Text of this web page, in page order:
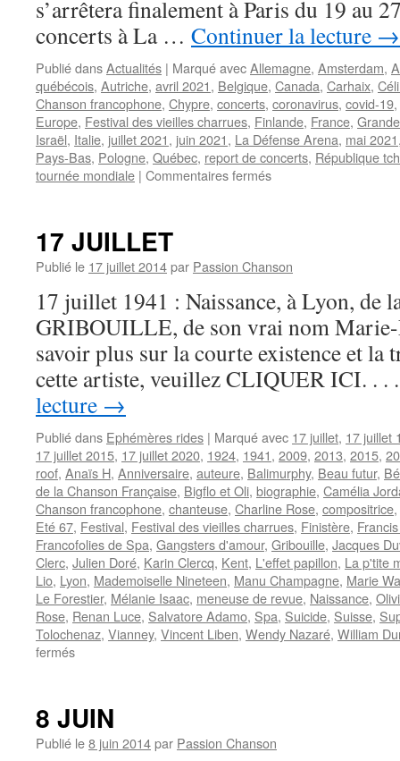
s’arrêtera finalement à Paris du 19 au
concerts à La … Continuer la lecture →
Publié dansActualités | Marqué avecAllemagne, Amsterdam,
québécois, Autriche, avril 2021, Belgique, Canada, Carhaix,
Chanson francophone, Chypre, concerts, coronavirus, covid-19,
Europe, Festival des vieilles charrues, Finlande, France,
Israël, Italie, juillet 2021, juin 2021, La Défense Arena, mai 2021
Pays-Bas, Pologne, Québec, report de concerts, République
tournée mondiale | Commentaires ferméssur
retour
les
scènes
d’Europe
en
2021
17 JUILLET
Publié le 17 juillet 2014par Passion Chanson
17 juillet 1941 : Naissance, à Lyon, de
GRIBOUILLE, de son vrai nom Marie-
savoir plus sur la courte existence et la
cette artiste, veuillez CLIQUER ICI. .
lecture →
Publié dans Ephémères rides | Marqué avec 17 juillet, 17 juillet
17 juillet 2015, 17 juillet 2020, 1924, 1941, 2009, 2013, 2015,
roof, Anaïs H, Anniversaire, auteure, Balimurphy, Beau futur,
de la Chanson Française, Bigflo et Oli, biographie, Camélia
Chanson francophone, chanteuse, Charline Rose, compositrice,
Eté 67, Festival, Festival des vieilles charrues, Finistère,
Francofolies de Spa, Gangsters d'amour, Gribouille, Jacques
Clerc, Julien Doré, Karin Clercq, Kent, L'effet papillon, La p'tite
Lio, Lyon, Mademoiselle Nineteen, Manu Champagne, Marie
Le Forestier, Mélanie Isaac, meneuse de revue, Naissance,
Rose, Renan Luce, Salvatore Adamo, Spa, Suicide, Suisse,
Tolochenaz, Vianney, Vincent Liben, Wendy Nazaré, William
ferméssur
8 JUIN
Publié le8 juin 2014par Passion Chanson